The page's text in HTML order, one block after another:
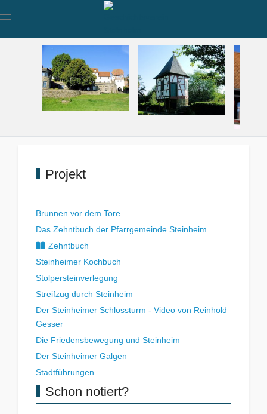
Mobile Menu Toggle
Projekt
Brunnen vor dem Tore
Das Zehntbuch der Pfarrgemeinde Steinheim
Zehntbuch
Steinheimer Kochbuch
Stolpersteinverlegung
Streifzug durch Steinheim
Der Steinheimer Schlossturm - Video von Reinhold
Gesser
Die Friedensbewegung und Steinheim
Der Steinheimer Galgen
Stadtführungen
Schon notiert?